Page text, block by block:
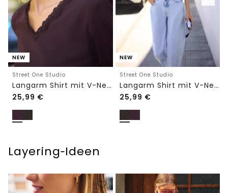
NEW
Street One Studio
Langarm Shirt mit V-Neck und Spitze
25,99 €
NEW
Street One Studio
Langarm Shirt mit V-Neck und Spitze
25,99 €
Layering‑Ideen